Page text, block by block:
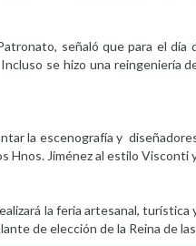
señaló que para el
se hizo una reingeniería
la escenografía y
Hnos. Jiménez al estilo
la feria artesanal,
de elección de la Reina de